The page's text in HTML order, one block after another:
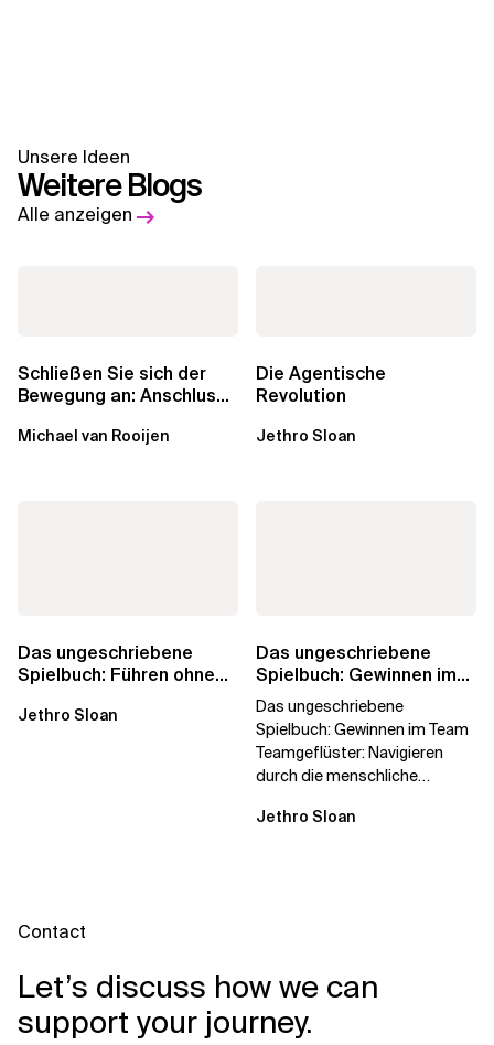
Unsere Ideen
Weitere Blogs
Alle anzeigen
Schließen Sie sich der
Bewegung an: Anschluss
Michael van Rooijen
Die Agentische
Revolution
Jethro Sloan
Das ungeschriebene
Spielbuch: Führen ohne
Jethro Sloan
Das ungeschriebene
Spielbuch: Gewinnen im
Team
Das ungeschriebene
Spielbuch: Gewinnen im Team
Teamgeflüster: Navigieren
durch die menschliche
vorbereitet hat „Wir...
Jethro Sloan
Contact
Let’s discuss how we can
support your journey.